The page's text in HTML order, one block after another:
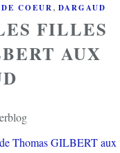
COEUR, DARGAUD
FILLES
AUX